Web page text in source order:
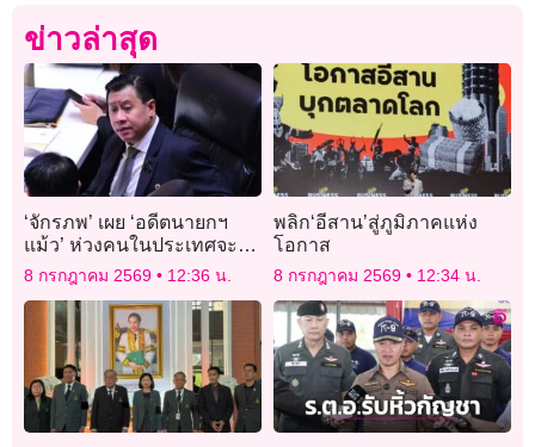
ข่าวล่าสุด
‘จักรภพ’ เผย ‘อดีตนายกฯ
แม้ว’ ห่วงคนในประเทศจะ
ต่อสู้ทางการเมืองกันจนล้ม
การพัฒนา
8 กรกฎาคม 2569 12:36 น.
พลิก‘อีสาน’สู่ภูมิภาคแห่ง
โอกาส
8 กรกฎาคม 2569 12:34 น.